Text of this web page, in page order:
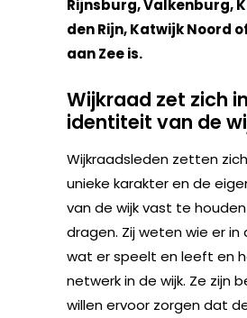
Rijnsburg, Valkenburg,
den Rijn, Katwijk Noord
aan Zee is.
Wijkraad zet zich
identiteit van de
Wijkraadsleden zetten
unieke karakter en de
van de wijk vast te
dragen. Zij weten wie er in
wat er speelt en leeft en
netwerk in de wijk. Ze zijn
willen ervoor zorgen dat